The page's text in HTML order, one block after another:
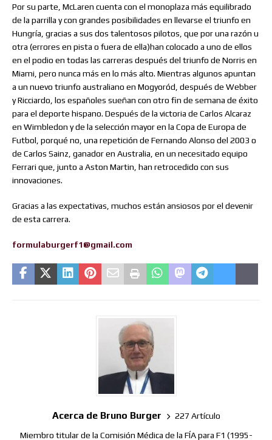
Por su parte, McLaren cuenta con el monoplaza más equilibrado
de la parrilla y con grandes posibilidades en llevarse el triunfo en
Hungría, gracias a sus dos talentosos pilotos, que por una razón u
otra (errores en pista o fuera de ella)han colocado a uno de ellos
en el podio en todas las carreras después del triunfo de Norris en
Miami, pero nunca más en lo más alto. Mientras algunos apuntan
a un nuevo triunfo australiano en Mogyoród, después de Webber
y Ricciardo, los españoles sueñan con otro fin de semana de éxito
para el deporte hispano. Después de la victoria de Carlos Alcaraz
en Wimbledon y de la selección mayor en la Copa de Europa de
Futbol, porqué no, una repetición de Fernando Alonso del 2003 o
de Carlos Sainz, ganador en Australia, en un necesitado equipo
Ferrari que, junto a Aston Martin, han retrocedido con sus
innovaciones.
Gracias a las expectativas, muchos están ansiosos por el devenir
de esta carrera.
formulaburgerf1@gmail.com
Acerca de Bruno Burger 227 Artículo
Miembro titular de la Comisión Médica de la FÍA para F1 (1995-